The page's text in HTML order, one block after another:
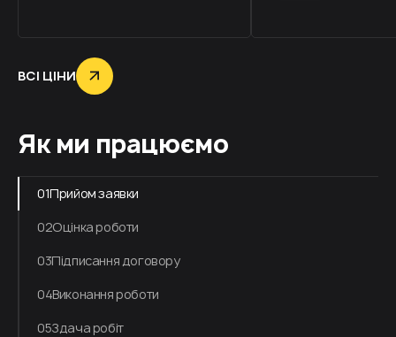
ВСІ ЦІНИ
Як ми працюємо
01Прийом заявки
02Оцінка роботи
03Підписання договору
04Виконання роботи
05Здача робіт